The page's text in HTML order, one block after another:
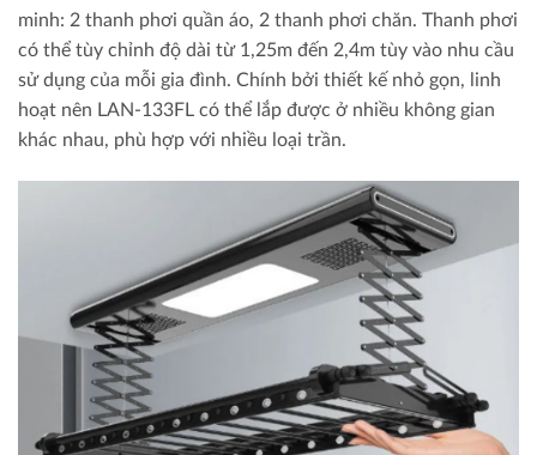
minh: 2 thanh phơi quần áo, 2 thanh phơi chăn. Thanh phơi
có thể tùy chỉnh độ dài từ 1,25m đến 2,4m tùy vào nhu cầu
sử dụng của mỗi gia đình. Chính bởi thiết kế nhỏ gọn, linh
hoạt nên LAN-133FL có thể lắp được ở nhiều không gian
khác nhau, phù hợp với nhiều loại trần.